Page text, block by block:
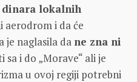
lokalnih
aerodrom i da će
je naglasila da ne zna ni
i do „Morave“ ali je
u ovoj regiji potrebni